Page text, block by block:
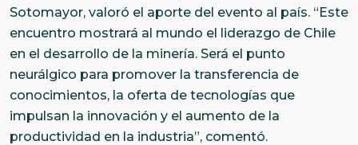
Sotomayor, valoró el aporte del evento al país. “Este
encuentro mostrará al mundo el liderazgo de Chile
en el desarrollo de la minería. Será el punto
neurálgico para promover la transferencia de
conocimientos, la oferta de tecnologías que
impulsan la innovación y el aumento de la
productividad en la industria”, comentó.